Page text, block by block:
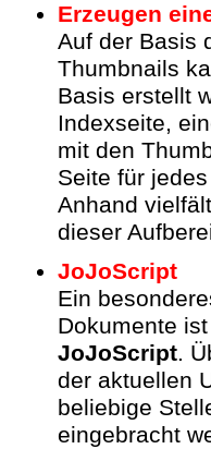
Erzeugen
Auf der Basis
Thumbnails
Basis erstellt
Indexseite,
mit den
Seite für
Anhand
dieser
JoJoScript
Ein
Dokumente
JoJoScript.
der aktuellen
beliebige
eingebracht